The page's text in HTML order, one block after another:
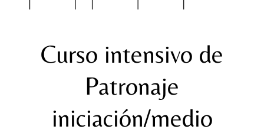
Alquiler del taller
Creaciones de nuestro alumnos
¿Donde estamos?
Curso intensivo de
Patronaje
iniciación/medio